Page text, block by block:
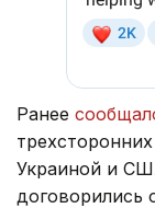
Ранее
Украиной и
договорились